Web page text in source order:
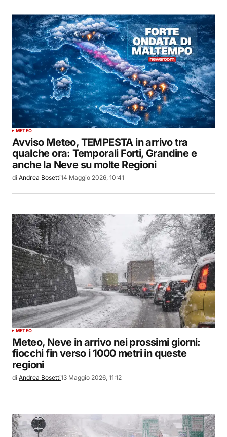
METEO
Avviso Meteo, TEMPESTA in arrivo tra
qualche ora: Temporali Forti, Grandine e
anche la Neve su molte Regioni
di Andrea Bosetti14 Maggio 2026, 10:41
METEO
Meteo, Neve in arrivo nei prossimi giorni:
fiocchi fin verso i 1000 metri in queste
regioni
di Andrea Bosetti13 Maggio 2026, 11:12